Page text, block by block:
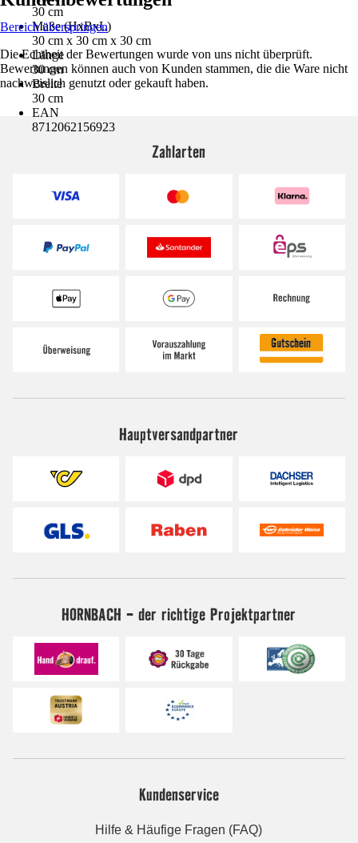
30 cm
Maße (HxBxL)
30 cm x 30 cm x 30 cm
Länge
30 cm
Breite
30 cm
EAN
8712062156923
Bereich überspringen
Die Echtheit der Bewertungen wurde von uns nicht überprüft.
Bewertungen können auch von Kunden stammen, die die Ware nicht
nachweislich genutzt oder gekauft haben.
Zahlarten
Hauptversandpartner
HORNBACH - der richtige Projektpartner
Kundenservice
Hilfe & Häufige Fragen (FAQ)